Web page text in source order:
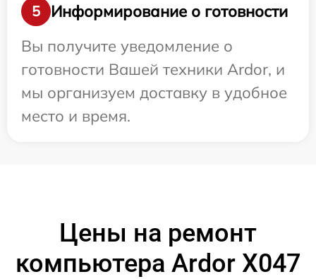
5
Информирование о готовности
Вы получите уведомление о
готовности Вашей техники Ardor, и
мы организуем доставку в удобное
место и время.
Цены на ремонт
компьютера Ardor X047